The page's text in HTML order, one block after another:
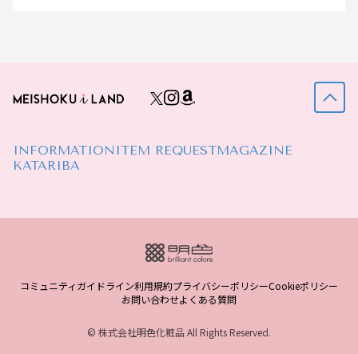
INFORMATION ITEM REQUESTMAGAZINE
KATARIBA
コミュニティガイドライン利用規約プライバシーポリシーCookieポリシー
お問い合わせよくある質問
© 株式会社明色化粧品 All Rights Reserved.